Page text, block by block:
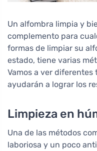
Un alfombra limpia y
complemento para
formas de limpiar su
estado, tiene varias
Vamos a ver
ayudarán a lograr los
Limpieza en
Una de las métodos
laboriosa y un poco